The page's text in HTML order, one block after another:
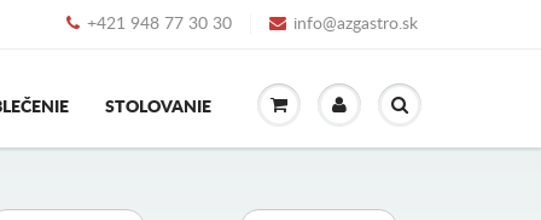
+421 948 77 30 30 info@azgastro.sk
STOLOVANIE